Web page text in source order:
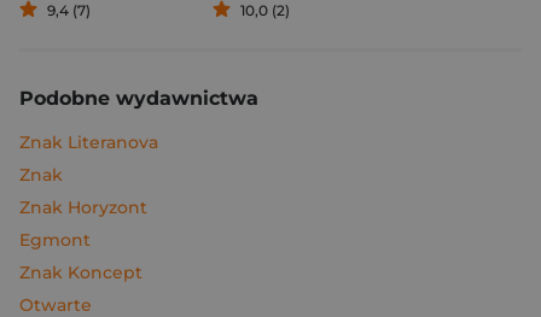
9,4 (7) 10,0 (2)
Podobne wydawnictwa
Znak Literanova
Znak
Znak Horyzont
Egmont
Znak Koncept
Otwarte